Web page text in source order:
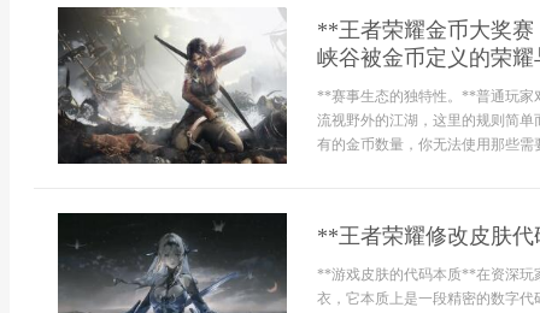
**王者荣耀金币大奖
峡谷被金币定义的荣
**赛事生态的独特性。**普通玩家
流视野外的江湖，这里的规则简
有的金币数量，你无法使用那些
**王者荣耀修改皮肤
**游戏皮肤的代码本质**在资深玩
衣，它本质上是一段精密的数字